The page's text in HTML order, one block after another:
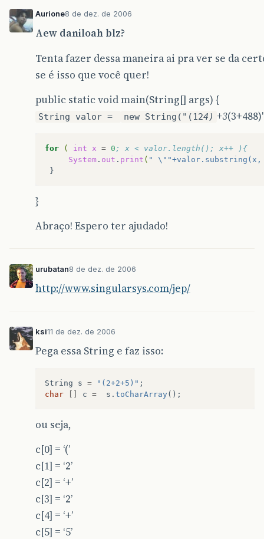
Aurione8 de dez. de 2006
Aew daniloah blz?
Tenta fazer dessa maneira ai pra ver se da
se é isso que você quer!
public static void main(String[] args) {
String valor = new String("(124) +3
for ( int x = 0 ; x < valor.length(); x++ ){
System . out . print ( " \""+valor.substring(x,
}
Abraço! Espero ter ajudado!
urubatan8 de dez. de 2006
http://www.singularsys.com/jep/
ksi11 de dez. de 2006
Pega essa String e faz isso:
String s = "(2+2+5)" ;
char
[] c = s . toCharArray ();
ou seja,
c[0] = ‘(’
c[1] = ‘2’
c[2] = ‘+’
c[3] = ‘2’
c[4] = ‘+’
c[5] = ‘5’